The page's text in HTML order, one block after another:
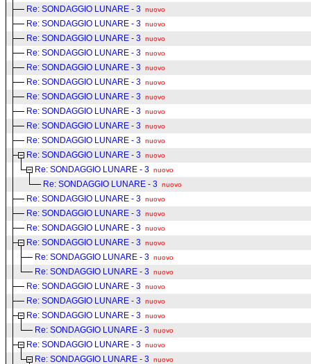
Re: SONDAGGIO LUNARE - 3 nuovo
Re: SONDAGGIO LUNARE - 3 nuovo
Re: SONDAGGIO LUNARE - 3 nuovo
Re: SONDAGGIO LUNARE - 3 nuovo
Re: SONDAGGIO LUNARE - 3 nuovo
Re: SONDAGGIO LUNARE - 3 nuovo
Re: SONDAGGIO LUNARE - 3 nuovo
Re: SONDAGGIO LUNARE - 3 nuovo
Re: SONDAGGIO LUNARE - 3 nuovo
Re: SONDAGGIO LUNARE - 3 nuovo
Re: SONDAGGIO LUNARE - 3 nuovo
Re: SONDAGGIO LUNARE - 3 nuovo
Re: SONDAGGIO LUNARE - 3 nuovo
Re: SONDAGGIO LUNARE - 3 nuovo
Re: SONDAGGIO LUNARE - 3 nuovo
Re: SONDAGGIO LUNARE - 3 nuovo
Re: SONDAGGIO LUNARE - 3 nuovo
Re: SONDAGGIO LUNARE - 3 nuovo
Re: SONDAGGIO LUNARE - 3 nuovo
Re: SONDAGGIO LUNARE - 3 nuovo
Re: SONDAGGIO LUNARE - 3 nuovo
Re: SONDAGGIO LUNARE - 3 nuovo
Re: SONDAGGIO LUNARE - 3 nuovo
Re: SONDAGGIO LUNARE - 3 nuovo
Re: SONDAGGIO LUNARE - 3 nuovo